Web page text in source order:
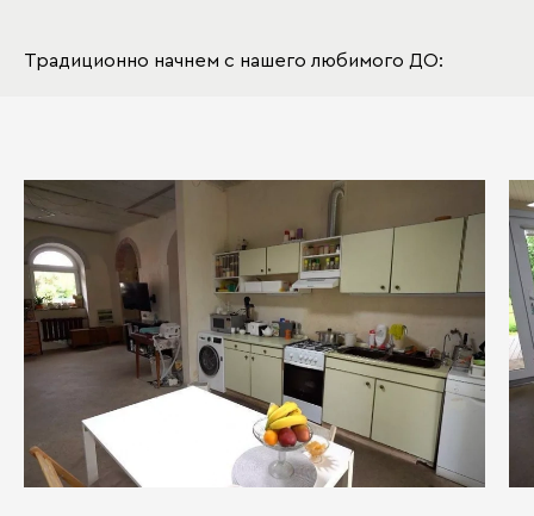
Традиционно начнем с нашего любимого ДО: